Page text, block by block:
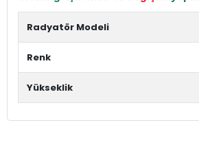
Radyatör Modeli
Renk
Yükseklik